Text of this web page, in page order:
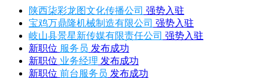
陕西柒彩龙图文化传播公司 强势入驻
宝鸡万鼎隆机械制造有限公司 强势入驻
岐山县景星新传媒有限责任公司 强势入驻
新职位 服务员 发布成功
新职位 业务经理 发布成功
新职位 前台服务员 发布成功